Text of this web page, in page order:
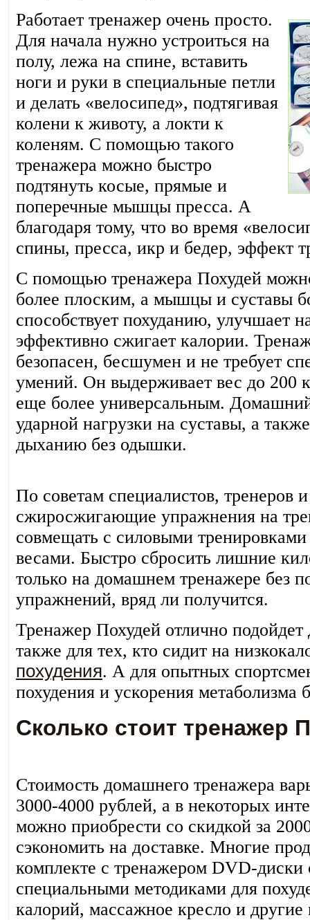
Работает тренажер очень просто.
Для начала нужно устроиться на
полу, лежа на спине, вставить
ноги и руки в специальные петли
и делать «велосипед», подтягивая
колени к животу, а локти к
коленям. С помощью такого
тренажера можно быстро
подтянуть косые, прямые и
поперечные мышцы пресса. А
благодаря тому, что во время
спины, пресса, икр и бедер, эффект
С помощью тренажера Похудей
более плоским, а мышцы и суставы
способствует похуданию, улучшает
эффективно сжигает калории.
безопасен, бесшумен и не требует
умений. Он выдерживает вес до 200
еще более универсальным.
ударной нагрузки на суставы, а
дыханию без одышки.
По советам специалистов, тренеров
сжиросжигающие упражнения на
совмещать с силовыми
весами. Быстро сбросить лишние
только на домашнем тренажере без
упражнений, вряд ли получится.
Тренажер Похудей отлично
также для тех, кто сидит на
похудения. А для опытных
похудения и ускорения метаболизма
Сколько стоит тренажер
Стоимость домашнего тренажера
3000-4000 рублей, а в некоторых
можно приобрести со скидкой за
сэкономить на доставке. Многие
комплекте с тренажером DVD-
специальными методиками для
калорий, массажное кресло и другие